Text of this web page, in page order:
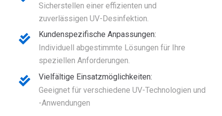
Sicherstellen einer effizienten und
zuverlässigen UV-Desinfektion.
Kundenspezifische Anpassungen:
Individuell abgestimmte Lösungen für Ihre
speziellen Anforderungen.
Vielfältige Einsatzmöglichkeiten:
Geeignet für verschiedene UV-Technologien und
-Anwendungen